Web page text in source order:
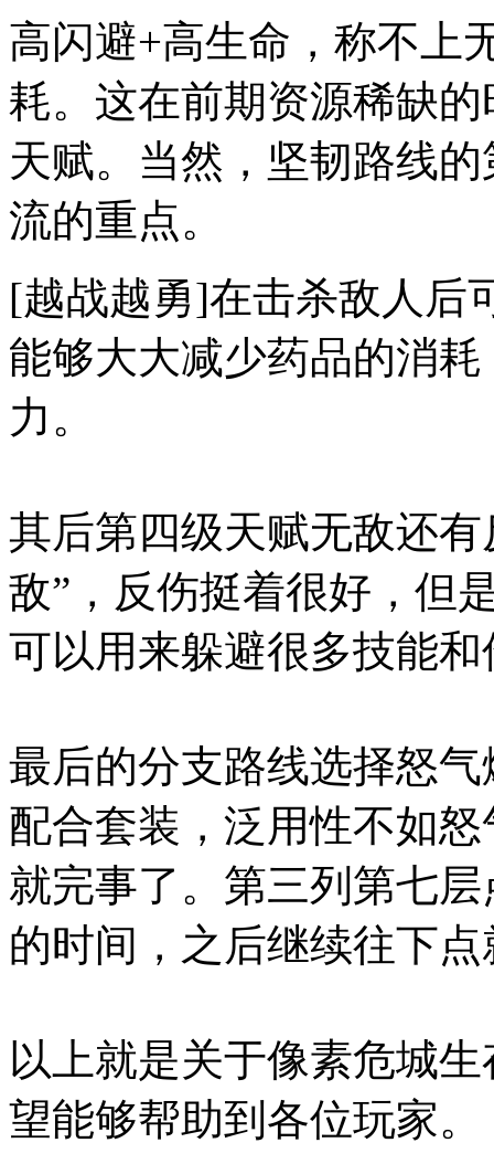
高闪避+高生命，称不上
耗。这在前期资源稀缺
天赋。当然，坚韧路线
流的重点。
[越战越勇]在击杀敌人后
能够大大减少药品的消
力。
其后第四级天赋无敌还
敌”，反伤挺着很好，但
可以用来躲避很多技能
最后的分支路线选择怒
配合套装，泛用性不如
就完事了。第三列第七
的时间，之后继续往下点
以上就是关于像素危城
望能够帮助到各位玩家。